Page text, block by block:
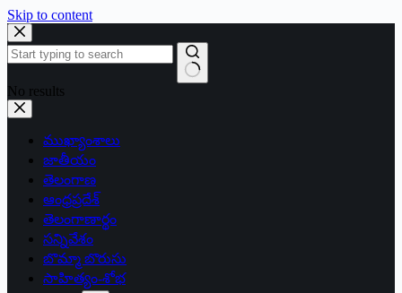
Skip to content
No results
ముఖ్యాంశాలు
జాతీయం
తెలంగాణ
ఆంధ్రప్రదేశ్
తెలంగాణార్థం
సన్నివేశం
బొమ్మా బొరుసు
సాహిత్యం-శోభ